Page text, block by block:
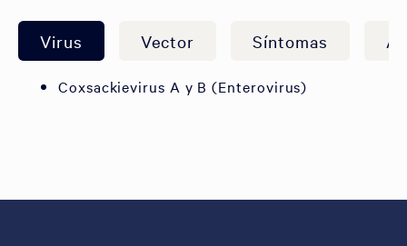
Virus Vector Síntomas
Coxsackievirus A y B (Enterovirus)